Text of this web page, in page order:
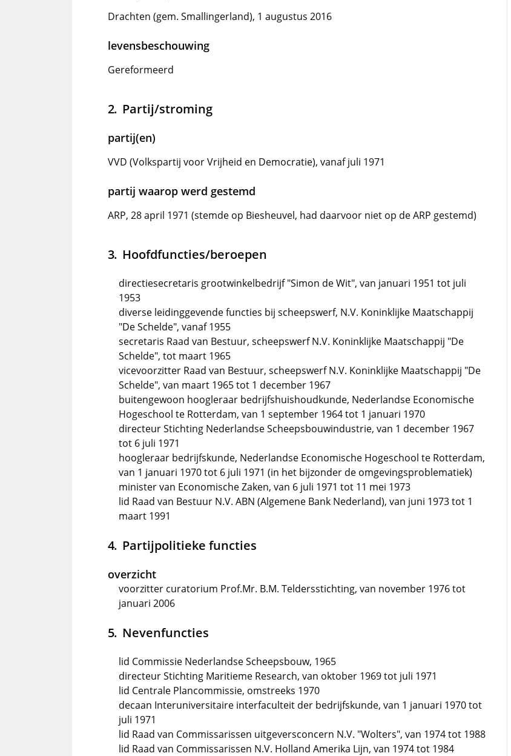
Drachten (gem. Smallingerland), 1 augustus 2016
levensbeschouwing
Gereformeerd
Partij/stroming
partij(en)
VVD (Volkspartij voor Vrijheid en Democratie), vanaf juli 1971
partij waarop werd gestemd
ARP, 28 april 1971 (stemde op Biesheuvel, had daarvoor niet op de ARP gestemd)
Hoofdfuncties/beroepen
directiesecretaris grootwinkelbedrijf "Simon de Wit", van januari 1951 tot juli
1953
diverse leidinggevende functies bij scheepswerf, N.V. Koninklijke Maatschappij
"De Schelde", vanaf 1955
secretaris Raad van Bestuur, scheepswerf N.V. Koninklijke Maatschappij "De
Schelde", tot maart 1965
vicevoorzitter Raad van Bestuur, scheepswerf N.V. Koninklijke Maatschappij "De
Schelde", van maart 1965 tot 1 december 1967
buitengewoon hoogleraar bedrijfshuishoudkunde, Nederlandse Economische
Hogeschool te Rotterdam, van 1 september 1964 tot 1 januari 1970
directeur Stichting Nederlandse Scheepsbouwindustrie, van 1 december 1967
tot 6 juli 1971
hoogleraar bedrijfskunde, Nederlandse Economische Hogeschool te Rotterdam,
van 1 januari 1970 tot 6 juli 1971 (in het bijzonder de omgevingsproblematiek)
minister van Economische Zaken, van 6 juli 1971 tot 11 mei 1973
lid Raad van Bestuur N.V. ABN (Algemene Bank Nederland), van juni 1973 tot 1
maart 1991
Partijpolitieke functies
overzicht
voorzitter curatorium Prof.Mr. B.M. Teldersstichting, van november 1976 tot
januari 2006
Nevenfuncties
lid Commissie Nederlandse Scheepsbouw, 1965
directeur Stichting Maritieme Research, van oktober 1969 tot juli 1971
lid Centrale Plancommissie, omstreeks 1970
decaan Interuniversitaire interfaculteit der bedrijfskunde, van 1 januari 1970 tot
juli 1971
lid Raad van Commissarissen uitgeversconcern N.V. "Wolters", van 1974 tot 1988
lid Raad van Commissarissen N.V. Holland Amerika Lijn, van 1974 tot 1984